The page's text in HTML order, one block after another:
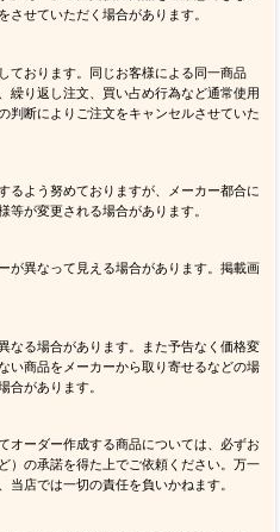
させていただく場合があります。
ております。同じお客様による同一商品
繰り返し注文、買い占め行為など通常使用
判断によりご注文をキャンセルさせていた
るよう努めておりますが、メーカー都合に
等が変更される場合があります。
が異なって見える場合があります。掲載画
なる場合があります。また予告なく価格変
い商品をメーカーから取り寄せるなどの場
合があります。
オーダー作成する商品については、必ずお
）の承諾を得た上でご依頼ください。万一
当店では一切の責任を負いかねます。